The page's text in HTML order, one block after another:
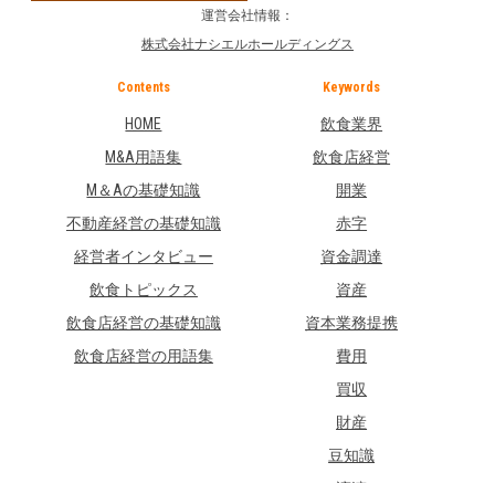
運営会社情報：
株式会社ナシエルホールディングス
Contents
HOME
M&A用語集
M＆Aの基礎知識
不動産経営の基礎知識
経営者インタビュー
飲食トピックス
飲食店経営の基礎知識
飲食店経営の用語集
Keywords
飲食業界
飲食店経営
開業
赤字
資金調達
資産
資本業務提携
費用
買収
財産
豆知識